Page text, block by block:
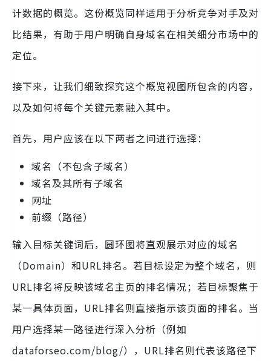
计数据的概览。这份概览同样适用于分析竞争对手及对
比结果，有助于用户明确自身域名在相关细分市场中的
定位。
接下来，让我们细致探究这个概览视图所包含的内容，
以及如何将每个关键元素融入其中。
首先，用户应该在以下两者之间进行选择：
域名（不包含子域名）
域名及其所有子域名
网址
前缀（路径）
输入目标关键词后，圆环图将直观展示对应的域名
（Domain）和URL排名。若目标设定为整个域名，则
URL排名将反映该域名主页的排名情况；若目标聚焦于
某一具体页面，URL排名则直接指示该页面的排名。当
用户选择某一路径进行深入分析（例如
dataforseo.com/blog/），URL排名则代表该路径下